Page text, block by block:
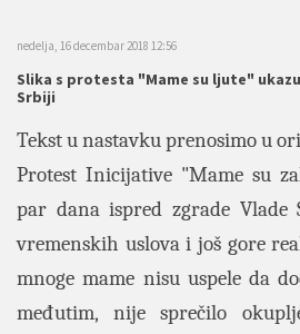
nedelja, 16 decembar 2018 12:56
Slika s protesta "Mame su ljute"
Srbiji
Tekst u nastavku prenosimo u
Protest Inicijative "Mame su
par dana ispred zgrade Vlade
vremenskih uslova i još gore
mnoge mame nisu uspele da
međutim, nije sprečilo